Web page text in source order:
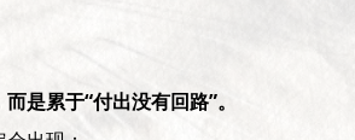
是累于“付出没有回路”。